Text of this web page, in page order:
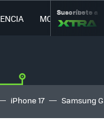
MOVILIDAD
Suscríbete a
iPhone 17 Samsung